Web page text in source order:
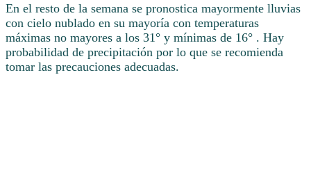
En el resto de la semana se pronostica mayormente lluvias
con cielo nublado en su mayoría con temperaturas
máximas no mayores a los 31° y mínimas de 16° . Hay
probabilidad de precipitación por lo que se recomienda
tomar las precauciones adecuadas.